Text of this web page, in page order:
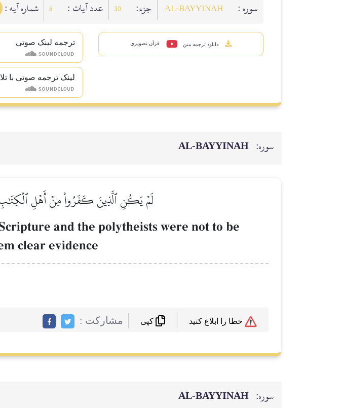
سوره : AL‑BAYYINAH جزء: 30 عدد آيات : 8 شماره آيه :
دانلود ترجمه متن قرآن تصویری ترجمه لینک صوتى
لینک ترجمه صوتی با
سوره: AL‑BAYYINAH
لَمۡ يَكُنِ ٱلَّذِينَ كَفَرُواْ مِنۡ أَهۡلِ ٱلۡكِتَٰبِ
and the polytheists were not to be
clear evidence
مشاركت :
سوره: AL‑BAYYINAH